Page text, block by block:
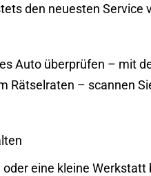
den neuesten Service
Auto überprüfen – mit
Rätselraten – scannen
eine kleine